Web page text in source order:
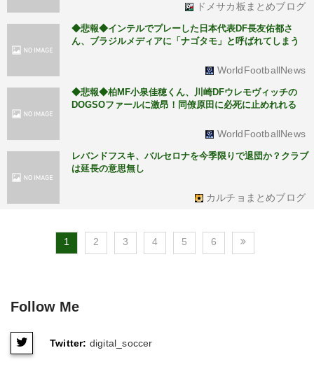
ドメサカ板まとめブログ
◆悲報◆インテルでプレーした日本代表DF長友佑都さ
ん、ブラジルメディアに「ナゴタモ」と呼ばれてしまう
WorldFootballNews
◆悲報◆柏MF小泉佳穂くん、川崎DFウレモヴィッチの
DOGSOファールに激昂！同僚原田に必死に止めれれる
WorldFootballNews
レバンドフスキ、バルセロナを今季限りで退団か？クラブ
は延長の意思無し
カルチョまとめブログ
1 2 3 4 5 6
Follow Me
Twitter: digital_soccer